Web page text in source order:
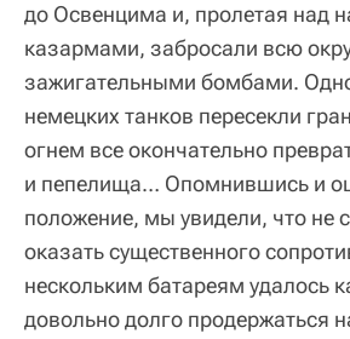
до Освенцима и, пролетая над
казармами, забросали всю
зажигательными бомбами.
немецких танков пересекли
огнем все окончательно
и пепелища… Опомнившись и
положение, мы увидели, что не
оказать существенного
нескольким батареям удалось
довольно долго продержаться